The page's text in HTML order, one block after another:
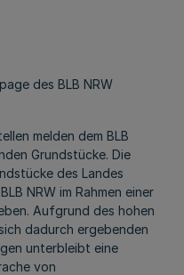
des BLB NRW
melden dem BLB
Grundstücke. Die
des Landes
NRW im Rahmen einer
Aufgrund des hohen
dadurch ergebenden
unterbleibt eine
von